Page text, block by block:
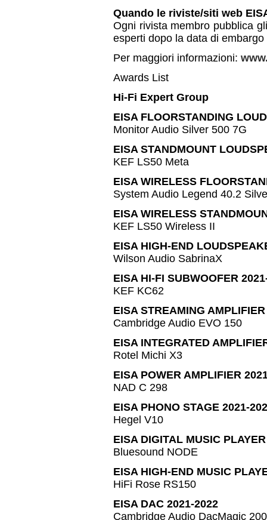
Quando le riviste/siti web
Ogni rivista membro pubblica
esperti dopo la data di
Per maggiori informazioni:
Awards List
Hi-Fi Expert Group
EISA FLOORSTANDING
Monitor Audio Silver 500 7G
EISA STANDMOUNT
KEF LS50 Meta
EISA WIRELESS
System Audio Legend 40.2
EISA WIRELESS
KEF LS50 Wireless II
EISA HIGH-END
Wilson Audio SabrinaX
EISA HI-FI SUBWOOFER
KEF KC62
EISA STREAMING
Cambridge Audio EVO 150
EISA INTEGRATED
Rotel Michi X3
EISA POWER AMPLIFIER
NAD C 298
EISA PHONO STAGE 2021-
Hegel V10
EISA DIGITAL MUSIC
Bluesound NODE
EISA HIGH-END MUSIC
HiFi Rose RS150
EISA DAC 2021-2022
Cambridge Audio DacMagic